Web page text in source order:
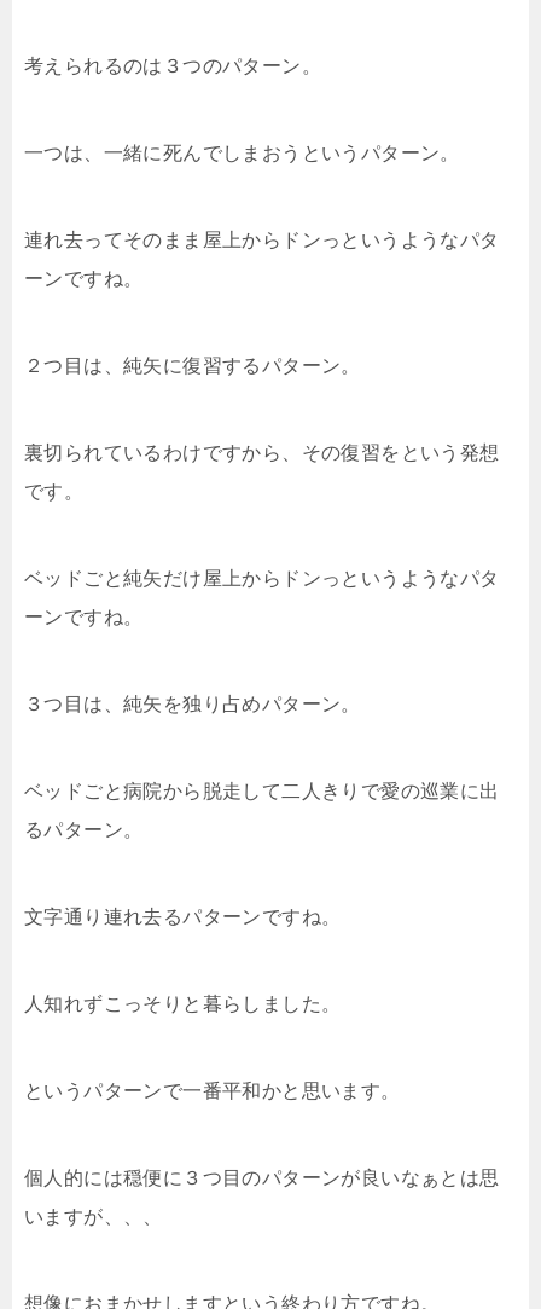
考えられるのは３つのパターン。
一つは、一緒に死んでしまおうというパターン。
連れ去ってそのまま屋上からドンっというようなパタ
ーンですね。
２つ目は、純矢に復習するパターン。
裏切られているわけですから、その復習をという発想
です。
ベッドごと純矢だけ屋上からドンっというようなパタ
ーンですね。
３つ目は、純矢を独り占めパターン。
ベッドごと病院から脱走して二人きりで愛の巡業に出
るパターン。
文字通り連れ去るパターンですね。
人知れずこっそりと暮らしました。
というパターンで一番平和かと思います。
個人的には穏便に３つ目のパターンが良いなぁとは思
いますが、、、
想像におまかせしますという終わり方ですね。